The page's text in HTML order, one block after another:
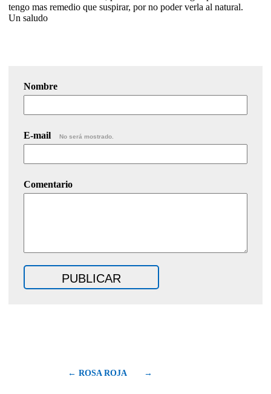
tengo mas remedio que suspirar, por no poder verla al natural.
Un saludo
Nombre
E-mail No será mostrado.
Comentario
← ROSA ROJA →